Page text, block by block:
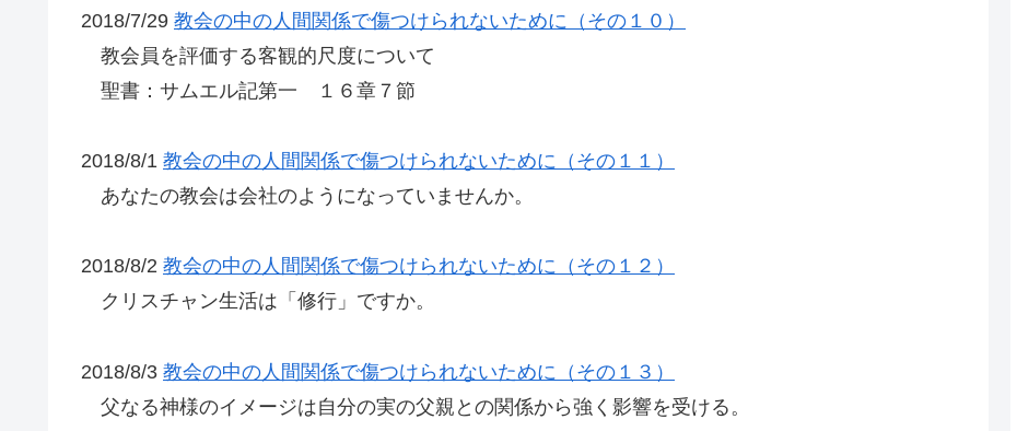
2018/7/29 教会の中の人間関係で傷つけられないために（その１０）
教会員を評価する客観的尺度について
聖書：サムエル記第一 １６章７節
2018/8/1 教会の中の人間関係で傷つけられないために（その１１）
あなたの教会は会社のようになっていませんか。
2018/8/2 教会の中の人間関係で傷つけられないために（その１２）
クリスチャン生活は「修行」ですか。
2018/8/3 教会の中の人間関係で傷つけられないために（その１３）
父なる神様のイメージは自分の実の父親との関係から強く影響を受ける。